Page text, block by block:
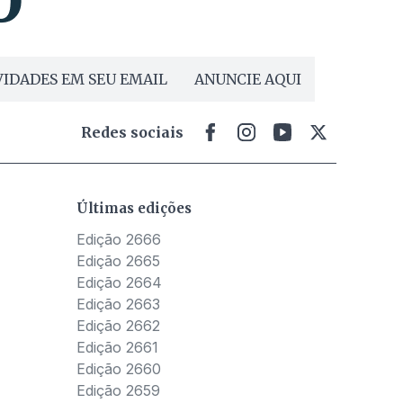
EM SEU EMAIL ANUNCIE AQUI
Redes sociais
Últimas edições
Edição 2666
Edição 2665
Edição 2664
Edição 2663
Edição 2662
Edição 2661
Edição 2660
Edição 2659